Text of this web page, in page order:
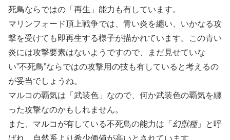
死鳥ならではの「再生」能力も有しています。
マリンフォード頂上戦争では、青い炎を纏い、いかなる攻
撃を受けても即再生する様子が描かれています。この青い
炎には攻撃要素はないようですので、まだ見せていな
い”不死鳥”ならではの攻撃用の技も有していると考えるの
が妥当でしょうね。
マルコの覇気は「武装色」なので、何か武装色の覇気を纏
った攻撃なのかもしれません。
また、マルコが有している不死鳥の能力は「 幻獣種」と呼